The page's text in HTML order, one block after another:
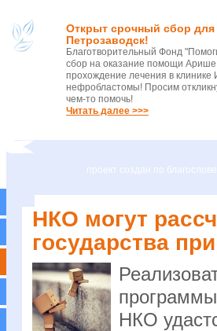
Открыт срочный сбор
Петрозаводск!
Благотворительный Фонд
сбор на оказание помощи Арише
прохождение лечения в клинике
нефробластомы! Просим
чем-то помочь!
Читать далее >>>
проект создан по
НКО могут
государства
НКО